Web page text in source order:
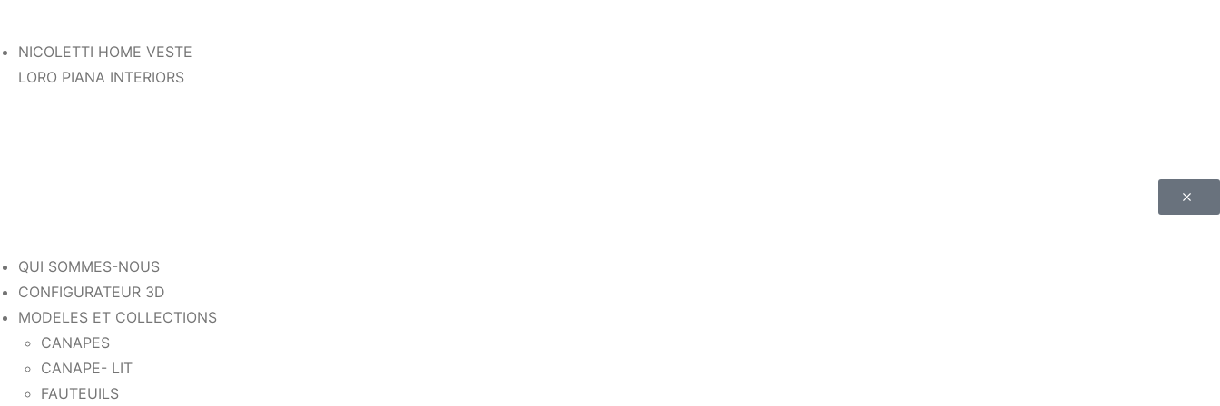
NICOLETTI HOME VESTE
LORO PIANA INTERIORS
QUI SOMMES-NOUS
CONFIGURATEUR 3D
MODELES ET COLLECTIONS
CANAPES
CANAPE- LIT
FAUTEUILS